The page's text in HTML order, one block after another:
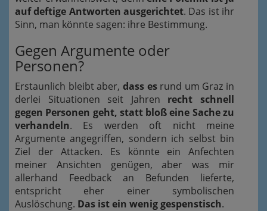
auf deftige Antworten ausgerichtet. Das ist ihr
Sinn, man könnte sagen: ihre Bestimmung.
Gegen Argumente oder
Personen?
Erstaunlich bleibt aber, dass esrund um Graz in
derlei Situationen seit Jahren recht schnell
gegen Personen geht, statt bloß eine Sache zu
verhandeln. Es werden oft nicht meine
Argumente angegriffen, sondern ich selbst bin
Ziel der Attacken. Es könnte ein Anfechten
meiner Ansichten genügen, aber was mir
allerhand Feedback an Befunden lieferte,
entspricht eher einer symbolischen
Auslöschung. Das ist ein wenig gespenstisch.